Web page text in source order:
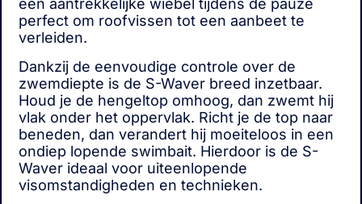
een aantrekkelijke wiebel tijdens de pauze
perfect om roofvissen tot een aanbeet te
verleiden.
Dankzij de eenvoudige controle over de
zwemdiepte is de S-Waver breed inzetbaar.
Houd je de hengeltop omhoog, dan zwemt hij
vlak onder het oppervlak. Richt je de top naar
beneden, dan verandert hij moeiteloos in een
ondiep lopende swimbait. Hierdoor is de S-
Waver ideaal voor uiteenlopende
visomstandigheden en technieken.